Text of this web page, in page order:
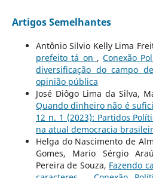
Artigos Semelhantes
Antônio Silvio Kelly Lima
prefeito tá on ,Conexão
diversificação do campo
opinião pública
José Diôgo Lima da Silva,
Quando dinheiro não é
12 n. 1 (2023): Partidos
na atual democracia
Helga do Nascimento de
Gomes, Mario Sérgio
Pereira de Souza, Fazendo